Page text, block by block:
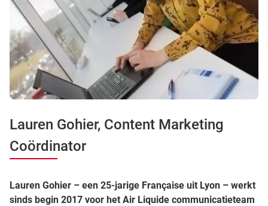
Lauren Gohier, Content Marketing
Coördinator
Lauren Gohier – een 25-jarige Française uit Lyon – werkt
sinds begin 2017 voor het Air Liquide communicatieteam